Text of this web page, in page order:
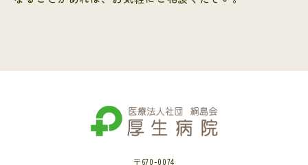
〒670-0074